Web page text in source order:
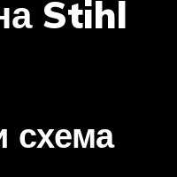
Stihl
схема